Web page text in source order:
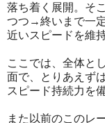
落ち着く展開。そ
つつ→終いまで一
近いスピードを維
ここでは、全体と
面で、とりあえず
スピード持続力を
また以前のこのレ